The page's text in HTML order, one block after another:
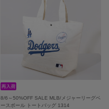
8/6～50%OFF SALE MLB/メジャーリーグベ
ースボール トートバッグ 1314